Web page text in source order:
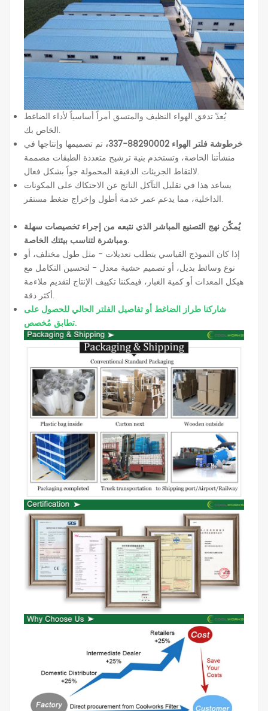
يُعدّ تدفق الهواء النظيف والمتسق أمراً أساسياً لأداء الضاغط
الخاص بك.
خرطوشة فلتر الهواء 88290002-337،
تم تصميمها وإنتاجها في
منشأتنا الخاصة، وتستخدم بنية ترشيح متعددة الطبقات مصممة
لالتقاط الجزيئات الدقيقة المحمولة جواً بشكل فعال.
يساعد هذا في تقليل التآكل الناتج عن الاحتكاك على المكونات
الداخلية، مما يدعم عمر خدمة أطول وإخراج ضغط مستقر.
يُمكّن نهج التصنيع المباشر الذي نتبعه من إجراء تخصيصات سهلة
ومباشرة لتناسب بيئتك الخاصة.
إذا كان النموذج القياسي يتطلب تعديلات - مثل طول مختلف، أو
نوع وسائط بديل، أو تصميم حشية معدل - لتحسين التكامل مع
هيكل المعدات أو كمية الغبار، فيمكننا تكييف الإنتاج لتقديم ملاءمة
أكثر دقة.
شاركنا طراز الضاغط أو تفاصيل الفلتر الحالي للحصول على
تطابق مُخصص.